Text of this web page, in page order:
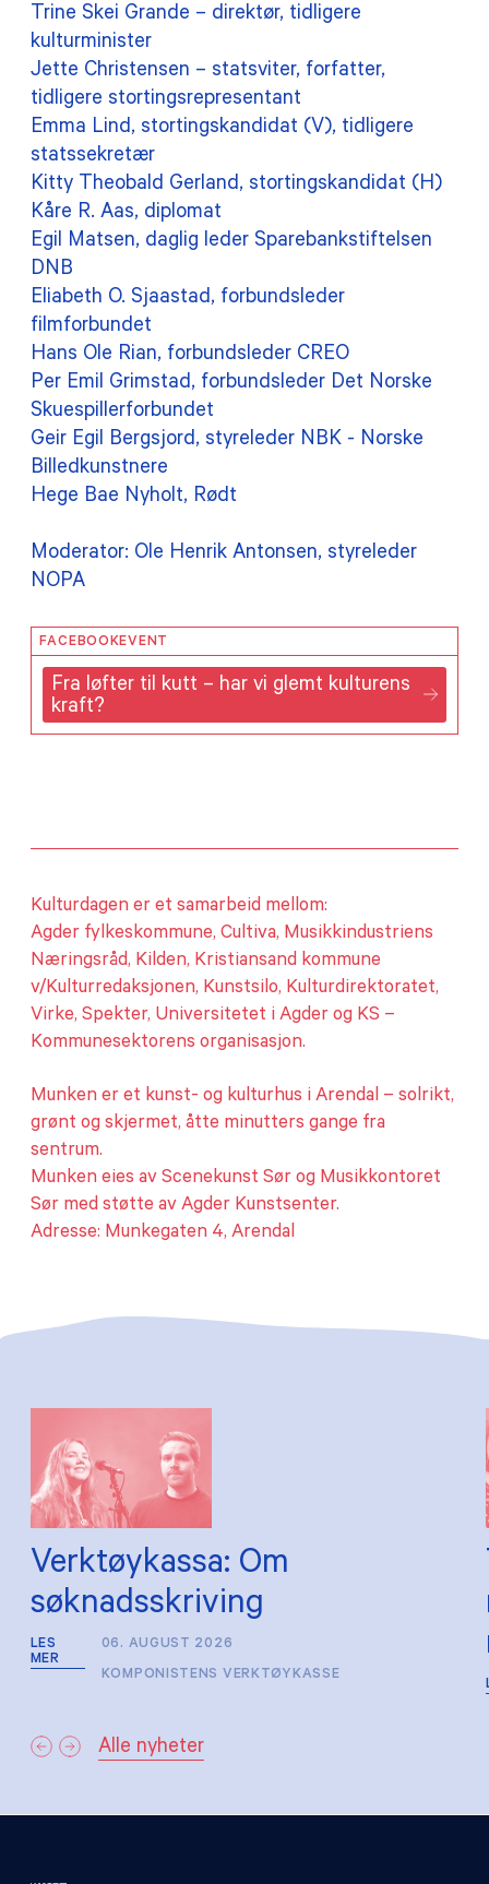
Trine Skei Grande – direktør, tidligere
kulturminister
Jette Christensen – statsviter, forfatter,
tidligere stortingsrepresentant
Emma Lind, stortingskandidat (V), tidligere
statssekretær
Kitty Theobald Gerland, stortingskandidat (H)
Kåre R. Aas, diplomat
Egil Matsen, daglig leder Sparebankstiftelsen
DNB
Eliabeth O. Sjaastad, forbundsleder
filmforbundet
Hans Ole Rian, forbundsleder CREO
Per Emil Grimstad, forbundsleder Det Norske
Skuespillerforbundet
Geir Egil Bergsjord, styreleder NBK - Norske
Billedkunstnere
Hege Bae Nyholt, Rødt
Moderator: Ole Henrik Antonsen, styreleder
NOPA
FACEBOOKEVENT
Fra løfter til kutt – har vi glemt kulturens
kraft?
Kulturdagen er et samarbeid mellom:
Agder fylkeskommune, Cultiva, Musikkindustriens
Næringsråd, Kilden, Kristiansand kommune
v/Kulturredaksjonen, Kunstsilo, Kulturdirektoratet,
Virke, Spekter, Universitetet i Agder og KS –
Kommunesektorens organisasjon.
Munken er et kunst- og kulturhus i Arendal – solrikt,
grønt og skjermet, åtte minutters gange fra
sentrum.
Munken eies av Scenekunst Sør og Musikkontoret
Sør med støtte av Agder Kunstsenter.
Adresse: Munkegaten 4, Arendal
Verktøykassa: Om
søknadsskriving
LES
MER
06. AUGUST 2026
KOMPONISTENS VERKTØYKASSE
Alle nyheter